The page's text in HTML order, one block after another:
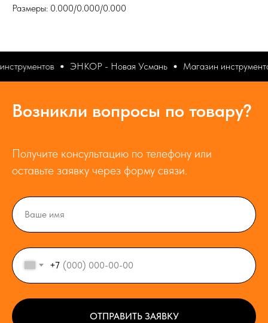
Размеры: 0.000/0.000/0.000
ЭНКОР - Новая Усмань Магазин
Возникли вопросы по товару?
Получите консультацию по телефону или
оставьте заявку через форму связи.
+7
ОТПРАВИТЬ ЗАЯВКУ